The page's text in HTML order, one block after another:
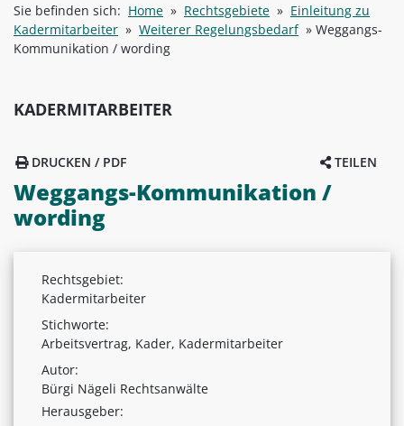
Sie befinden sich: Home » Rechtsgebiete » Einleitung zu
Kadermitarbeiter » Weiterer Regelungsbedarf » Weggangs-
Kommunikation / wording
KADERMITARBEITER
TEILEN
DRUCKEN / PDF
Weggangs-Kommunikation /
wording
Rechtsgebiet:
Kadermitarbeiter
Stichworte:
Arbeitsvertrag, Kader, Kadermitarbeiter
Autor:
Bürgi Nägeli Rechtsanwälte
Herausgeber: